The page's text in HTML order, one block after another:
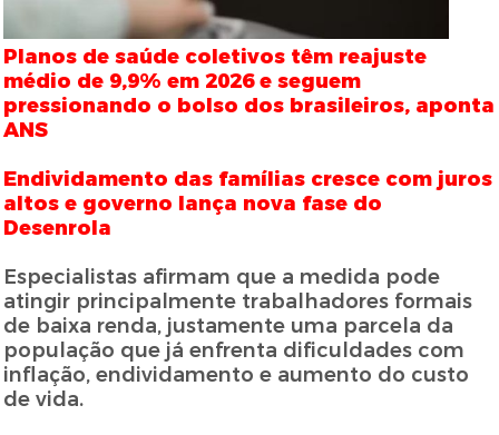
Planos de saúde coletivos têm reajuste
médio de 9,9% em 2026 e seguem
pressionando o bolso dos brasileiros, aponta
ANS
Endividamento das famílias cresce com juros
altos e governo lança nova fase do
Desenrola
Especialistas afirmam que a medida pode
atingir principalmente trabalhadores formais
de baixa renda, justamente uma parcela da
população que já enfrenta dificuldades com
inflação, endividamento e aumento do custo
de vida.